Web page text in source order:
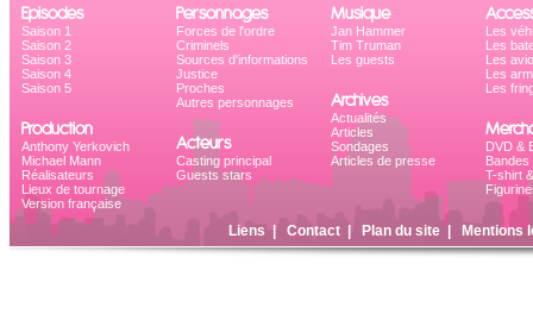
Episodes
Saison 1
Saison 2
Saison 3
Saison 4
Saison 5
Production
Anthony Yerkovich
Michael Mann
Réalisateurs
Lieux de tournage
Version française
Personnages
Forces de l'ordre
Criminels
Sources d'informations
Justice
Proches
Autres personnages
Acteurs
Casting principal
Guests stars
Musique
Jan Hammer
Tim Truman
Les guests
Archives
Actualités
Articles
Sondages
Articles de presse
Les
Les
Les
Les
Les
DVD &
Bandes
T-shirt
Liens Contact| Plan du site| Mentions